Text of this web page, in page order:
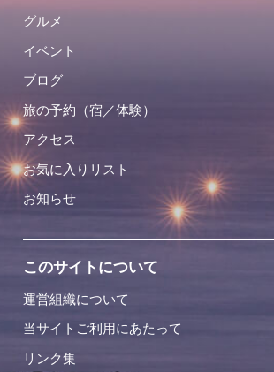
グルメ
イベント
ブログ
旅の予約（宿／体験）
アクセス
お気に入りリスト
お知らせ
このサイトについて
運営組織について
当サイトご利用にあたって
リンク集